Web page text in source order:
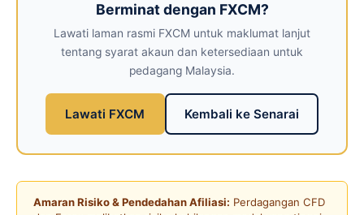
Berminat dengan FXCM?
Lawati laman rasmi FXCM untuk maklumat lanjut
tentang syarat akaun dan ketersediaan untuk
pedagang Malaysia.
Lawati FXCM Kembali ke Senarai
Amaran Risiko & Pendedahan Afiliasi: Perdagangan CFD